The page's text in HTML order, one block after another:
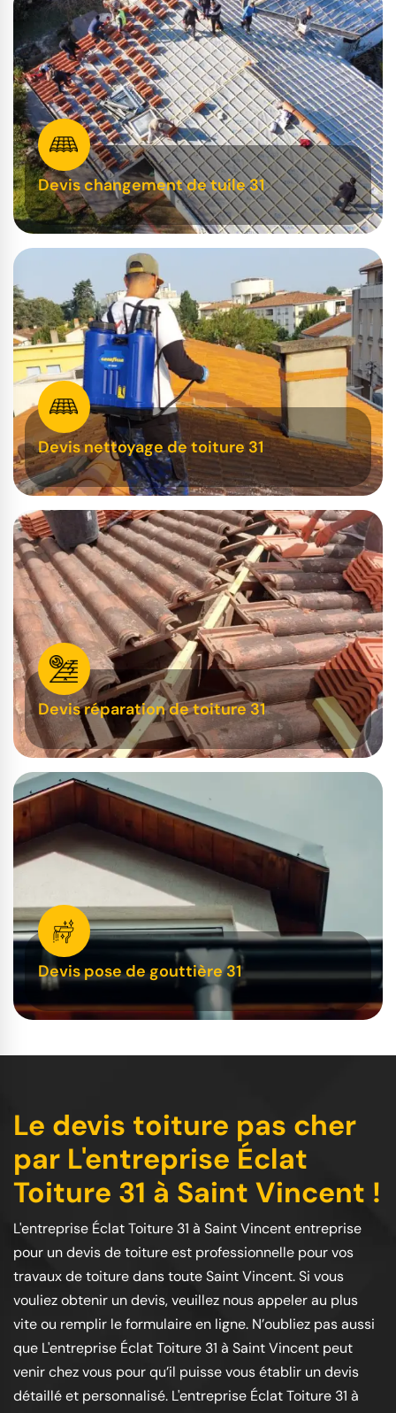
Devis changement de tuile 31
Devis nettoyage de toiture 31
Devis réparation de toiture 31
Devis pose de gouttière 31
Le devis toiture pas cher
par L'entreprise Éclat
Toiture 31 à Saint Vincent !
L'entreprise Éclat Toiture 31 à Saint Vincent entreprise
pour un devis de toiture est professionnelle pour vos
travaux de toiture dans toute Saint Vincent. Si vous
vouliez obtenir un devis, veuillez nous appeler au plus
vite ou remplir le formulaire en ligne. N’oubliez pas aussi
que L'entreprise Éclat Toiture 31 à Saint Vincent peut
venir chez vous pour qu’il puisse vous établir un devis
détaillé et personnalisé. L'entreprise Éclat Toiture 31 à